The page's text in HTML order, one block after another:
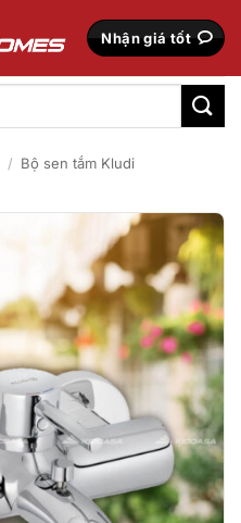
Nhận giá tốt
/ Bộ sen tắm Kludi